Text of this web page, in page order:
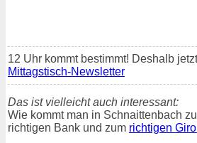
12 Uhr kommt bestimmt! Deshalb
Mittagstisch-Newsletter
Das ist vielleicht auch interessant:
Wie kommt man in Schnaittenbach
richtigen Bank und zum richtigen